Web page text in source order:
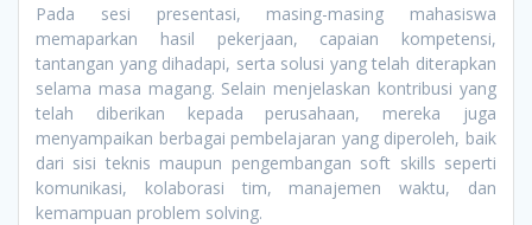
Pada sesi presentasi, masing-masing mahasiswa
memaparkan hasil pekerjaan, capaian kompetensi,
tantangan yang dihadapi, serta solusi yang telah diterapkan
selama masa magang. Selain menjelaskan kontribusi yang
telah diberikan kepada perusahaan, mereka juga
menyampaikan berbagai pembelajaran yang diperoleh, baik
dari sisi teknis maupun pengembangan soft skills seperti
komunikasi, kolaborasi tim, manajemen waktu, dan
kemampuan problem solving.